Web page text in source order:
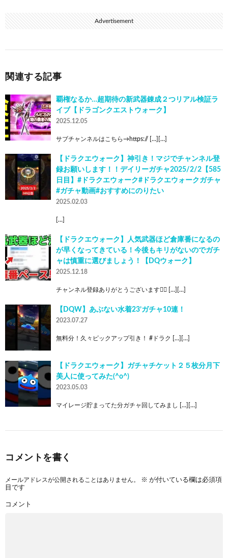
Advertisement
関連する記事
覇権なるか…超期待の新武器錬成２つリアル検証ラ
イブ【ドラゴンクエストウォーク】
2025.12.05
サブチャンネルはこちら→https:// […][…]
【ドラクエウォーク】神引き！マジでチャンネル登
録お願いします！！デイリーガチャ2025/2/2【585
日目】#ドラクエウォーク#ドラクエウォークガチャ
#ガチャ動画#おすすめにのりたい
2025.02.03
[…]
【ドラクエウォーク】人気武器ほど倉庫番になるの
が早くなってきている！今後もキリがないのでガチ
ャは慎重に選びましょう！【DQウォーク】
2025.12.18
チャンネル登録ありがとうございます🙇‍♂ […][…]
【DQW】あぶない水着23’ガチャ10連！
2023.07.27
無料分！久々ピックアップ引き！ #ドラク […][…]
【ドラクエウォーク】ガチャチケット２５枚分月下
美人に使ってみた(^o^)
2023.05.03
マイレージ貯まってた分ガチャ回してみまし […][…]
コメントを書く
メールアドレスが公開されることはありません。 ※ が付いている欄は必須項
目です
コメント